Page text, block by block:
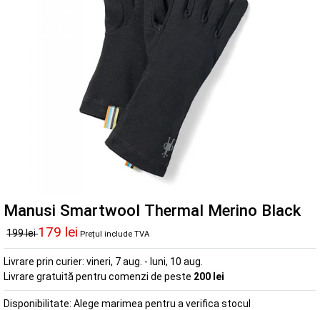
Manusi Smartwool Thermal Merino Black
199 lei179 lei Prețul include TVA
Livrare prin curier: vineri, 7 aug. - luni, 10 aug.
Livrare gratuită pentru comenzi de peste 200 lei
Disponibilitate: Alege marimea pentru a verifica stocul